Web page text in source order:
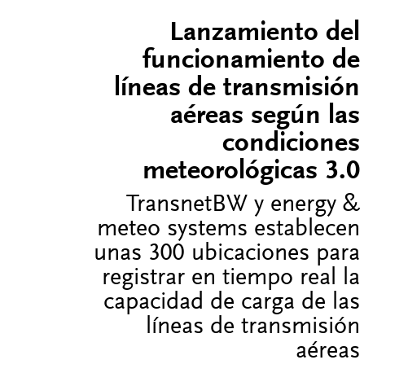
Lanzamiento del
funcionamiento de
líneas de transmisión
aéreas según las
condiciones
meteorológicas 3.0
TransnetBW y energy &
meteo systems establecen
unas 300 ubicaciones para
registrar en tiempo real la
capacidad de carga de las
líneas de transmisión
aéreas